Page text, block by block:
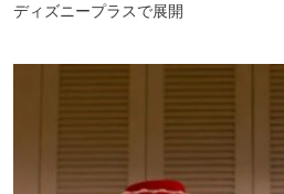
ディズニープラスで展開